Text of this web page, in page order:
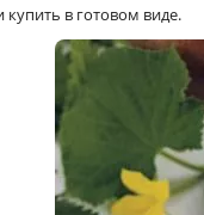
купить в готовом виде.